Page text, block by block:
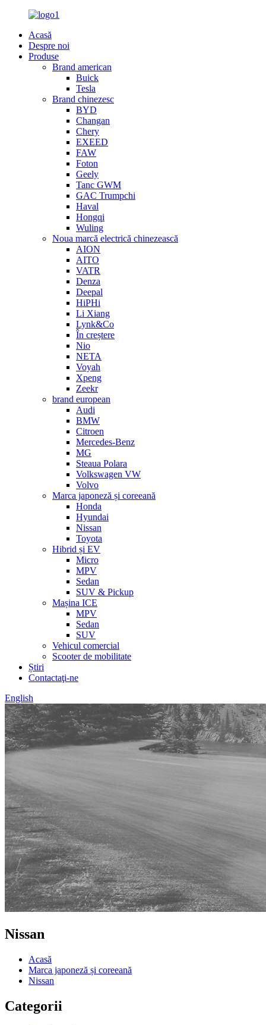
Acasă
Despre noi
Produse
Brand american
Buick
Tesla
Brand chinezesc
BYD
Changan
Chery
EXEED
FAW
Foton
Geely
Tanc GWM
GAC Trumpchi
Haval
Hongqi
Wuling
Noua marcă electrică chinezească
AION
AITO
VATR
Denza
Deepal
HiPHi
Li Xiang
Lynk&Co
În creștere
Nio
NETA
Voyah
Xpeng
Zeekr
brand european
Audi
BMW
Citroen
Mercedes-Benz
MG
Steaua Polara
Volkswagen VW
Volvo
Marca japoneză și coreeană
Honda
Hyundai
Nissan
Toyota
Hibrid și EV
Micro
MPV
Sedan
SUV & Pickup
Mașina ICE
MPV
Sedan
SUV
Vehicul comercial
Scooter de mobilitate
Știri
Contactaţi-ne
English
Nissan
Acasă
Marca japoneză și coreeană
Nissan
Categorii